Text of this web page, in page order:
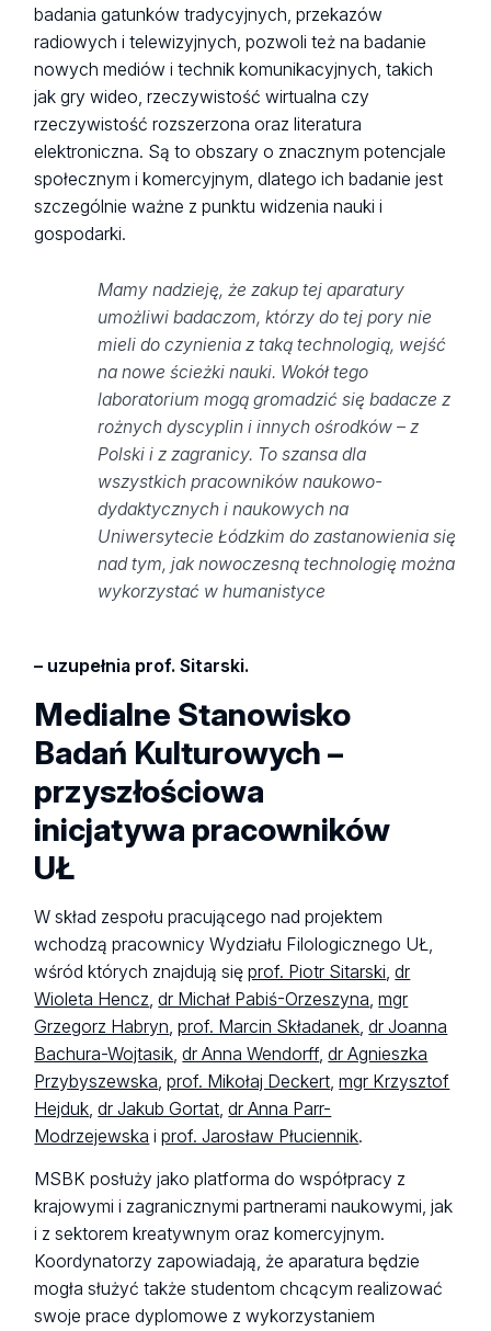
badania gatunków tradycyjnych, przekazów
radiowych i telewizyjnych, pozwoli też na badanie
nowych mediów i technik komunikacyjnych, takich
jak gry wideo, rzeczywistość wirtualna czy
rzeczywistość rozszerzona oraz literatura
elektroniczna. Są to obszary o znacznym potencjale
społecznym i komercyjnym, dlatego ich badanie jest
szczególnie ważne z punktu widzenia nauki i
gospodarki.
Mamy nadzieję, że zakup tej aparatury
umożliwi badaczom, którzy do tej pory nie
mieli do czynienia z taką technologią, wejść
na nowe ścieżki nauki. Wokół tego
laboratorium mogą gromadzić się badacze z
rożnych dyscyplin i innych ośrodków – z
Polski i z zagranicy. To szansa dla
wszystkich pracowników naukowo-
dydaktycznych i naukowych na
Uniwersytecie Łódzkim do zastanowienia się
nad tym, jak nowoczesną technologię można
wykorzystać w humanistyce
– uzupełnia prof. Sitarski.
Medialne Stanowisko
Badań Kulturowych –
przyszłościowa
inicjatywa pracowników
UŁ
W skład zespołu pracującego nad projektem
wchodzą pracownicy Wydziału Filologicznego UŁ,
wśród których znajdują sięprof. Piotr Sitarski ,dr
Wioleta Hencz ,dr Michał Pabiś-Orzeszyna ,mgr
Grzegorz Habryn ,prof. Marcin Składanek ,dr Joanna
Bachura-Wojtasik ,dr Anna Wendorff,dr Agnieszka
Przybyszewska ,prof. Mikołaj Deckert ,mgr Krzysztof
Hejduk ,dr Jakub Gortat ,dr Anna Parr-
Modrzejewska iprof. Jarosław Płuciennik.
MSBK posłuży jako platforma do współpracy z
krajowymi i zagranicznymi partnerami naukowymi, jak
i z sektorem kreatywnym oraz komercyjnym.
Koordynatorzy zapowiadają, że aparatura będzie
mogła służyć także studentom chcącym realizować
swoje prace dyplomowe z wykorzystaniem